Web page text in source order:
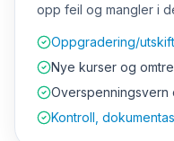
opp feil og mangler i
Oppgradering/
Nye kurser og
Overspenningsvern
Kontroll,